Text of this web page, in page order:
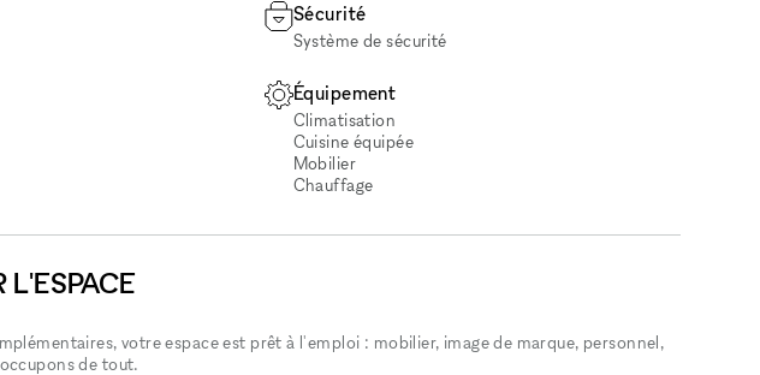
Sécurité
Système de sécurité
Équipement
Climatisation
Cuisine équipée
Mobilier
Chauffage
L'ESPACE
votre espace est prêt à l'emploi : mobilier, image de marque, personnel,
de tout.